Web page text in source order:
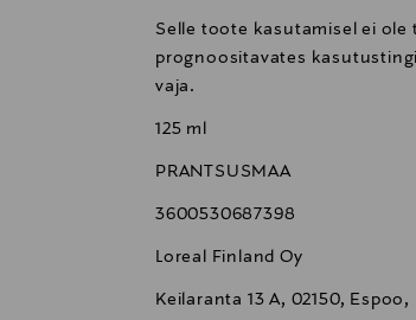
Selle toote kasutamisel ei
prognoositavates
vaja.
125 ml
PRANTSUSMAA
3600530687398
Loreal Finland Oy
Keilaranta 13 A, 02150,